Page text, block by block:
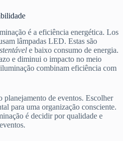
é a eficiência energética. Los
lâmpadas LED. Estas são
e baixo consumo de energia.
e diminui o impacto no meio
combinam eficiência com
planejamento de eventos. Escolher
para uma organização consciente.
é decidir por qualidade e